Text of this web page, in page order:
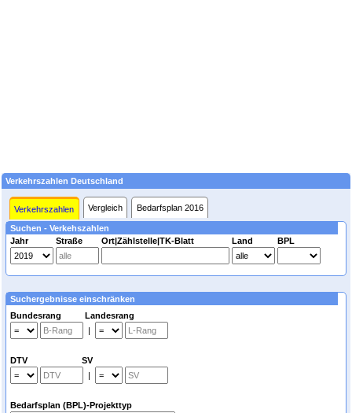
Verkehrszahlen Deutschland
Verkehrszahlen Vergleich Bedarfsplan 2016
Suchen - Verkehszahlen
Jahr
Straße Ort|Zählstelle|TK-Blatt Land BPL
Suchergebnisse einschränken
Bundesrang Landesrang
|
DTV SV
|
Bedarfsplan (BPL)-Projekttyp